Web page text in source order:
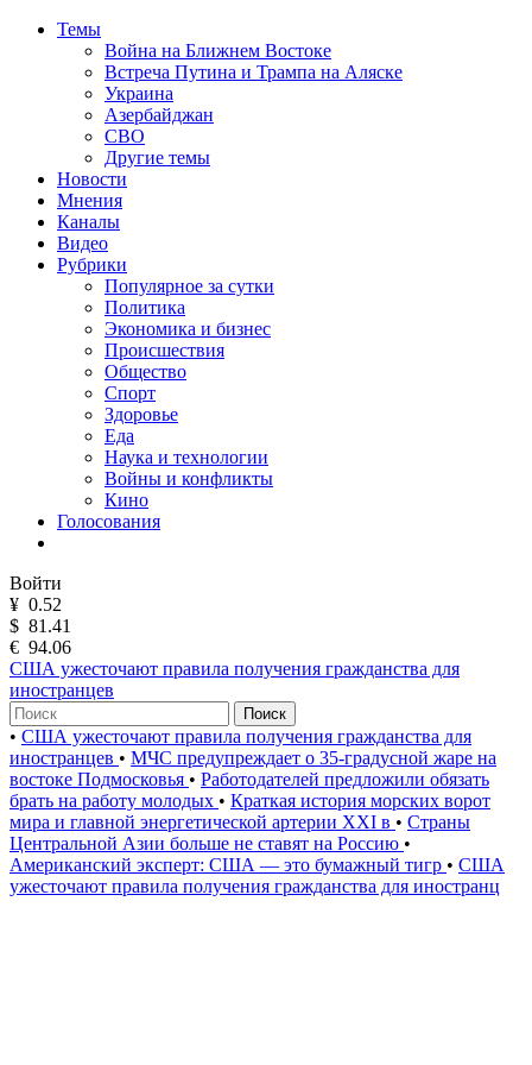
Темы
Война на Ближнем Востоке
Встреча Путина и Трампа на Аляске
Украина
Азербайджан
СВО
Другие темы
Новости
Мнения
Каналы
Видео
Рубрики
Популярное за сутки
Политика
Экономика и бизнес
Происшествия
Общество
Спорт
Здоровье
Еда
Наука и технологии
Войны и конфликты
Кино
Голосования
Войти
¥ 0.52
$ 81.41
€ 94.06
США ужесточают правила получения гражданства для
иностранцев
Поиск
• США ужесточают правила получения гражданства для
иностранцев • МЧС предупреждает о 35-градусной жаре на
востоке Подмосковья • Работодателей предложили обязать
брать на работу молодых • Краткая история морских ворот
мира и главной энергетической артерии XXI в • Страны
Центральной Азии больше не ставят на Россию •
Американский эксперт: США — это бумажный тигр • США
ужесточают правила получения гражданства для иностранц